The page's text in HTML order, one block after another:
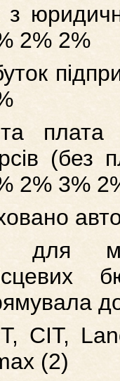
з
2% 2%
плата
2% 3%
CIT,
(2)